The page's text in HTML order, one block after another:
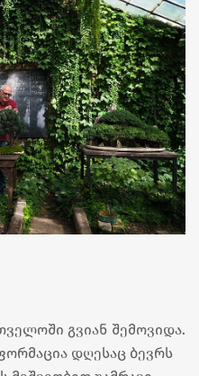
გვიან შემოვიდა.
დღესაც ბევრს